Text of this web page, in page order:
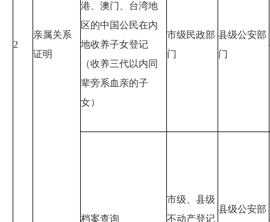
2
亲属关系
证明
港、澳门、台湾地
区的中国公民在内
地收养子女登记
（收养三代以内同
辈旁系血亲的子
女）
市级民政部
门
县级公安部
门
档案查询
市级、县级
不动产登记
县级公安部